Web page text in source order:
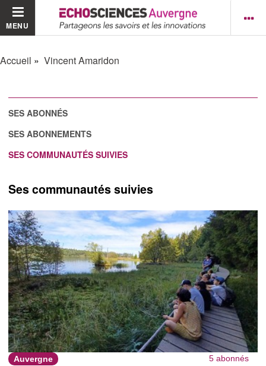
MENU
Accueil Vincent Amaridon
SES ABONNÉS
SES ABONNEMENTS
SES COMMUNAUTÉS SUIVIES
Ses communautés suivies
Auvergne 5 abonnés